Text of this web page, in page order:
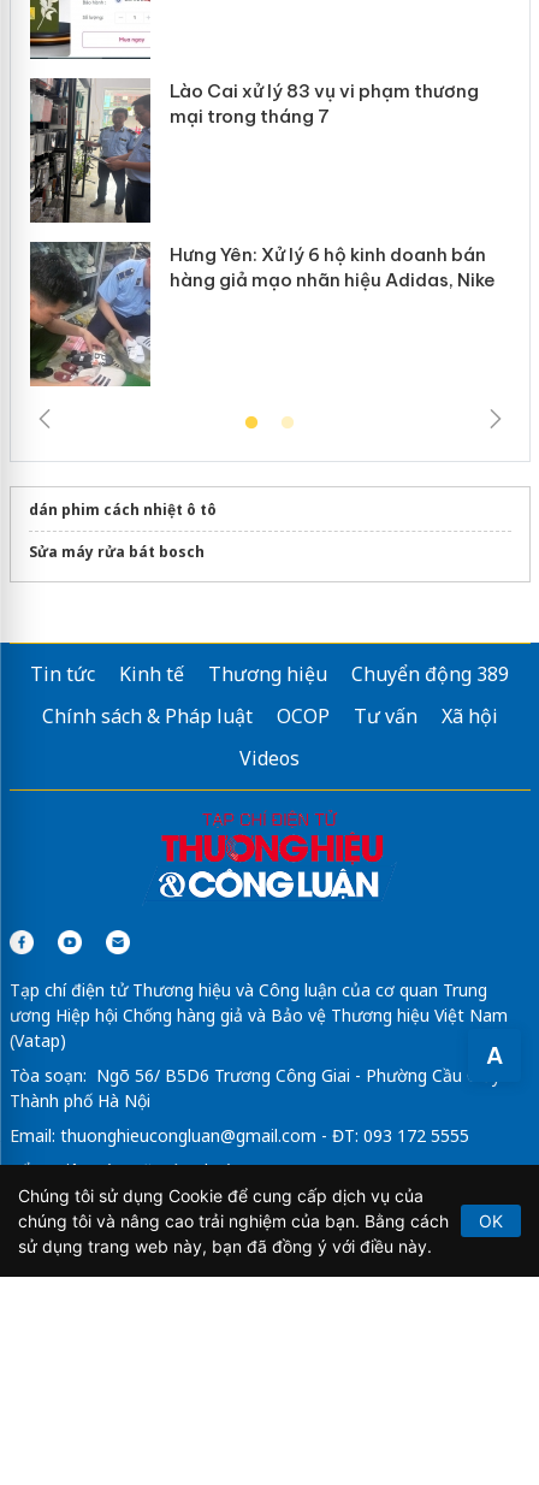
A
Lào Cai xử lý 83 vụ vi phạm thương
mại trong tháng 7
Hưng Yên: Xử lý 6 hộ kinh doanh bán
hàng giả mạo nhãn hiệu Adidas, Nike
dán phim cách nhiệt ô tô
Sửa máy rửa bát bosch
Tin tức Kinh tế Thương hiệu
Chuyển động 389
Chính sách & Pháp luật
OCOP Tư vấn
Xã hội
Videos
Tạp chí điện tử Thương hiệu và Công luận của cơ quan Trung
ương Hiệp hội Chống hàng giả và Bảo vệ Thương hiệu Việt Nam
(Vatap)
Tòa soạn: Ngõ 56/ B5D6 Trương Công Giai - Phường Cầu Giấy -
Thành phố Hà Nội
Email: thuonghieucongluan@gmail.com - ĐT: 093 172 5555
Tổng Biên Tập: Vũ Đức Thuận
Giấy phép hoạt động báo chí điện tử số 64/GP-BTTTT do Bộ
Thông tin và Truyền thông cấp ngày 21/2/2020.
Chúng tôi sử dụng Cookie để cung cấp dịch vụ của
chúng tôi và nâng cao trải nghiệm của bạn. Bằng cách
sử dụng trang web này, bạn đã đồng ý với điều này.
OK